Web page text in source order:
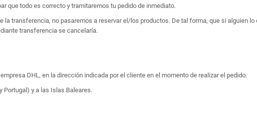
que todo es correcto y tramitaremos tu pedido de inmediato.
la transferencia, no pasaremos a reservar el/los productos. De tal forma, que si alguien
transferencia se cancelaría.
DHL, en la dirección indicada por el cliente en el momento de realizar el pedido.
Portugal) y a las Islas Baleares.